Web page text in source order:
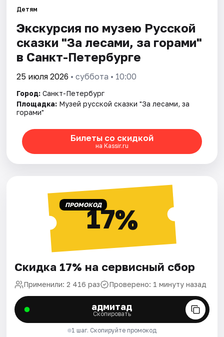
Детям
Экскурсия по музею Русской
сказки "За лесами, за горами"
в Санкт-Петербурге
25 июля 2026 • суббота • 10:00
Город: Санкт-Петербург
Площадка: Музей русской сказки "За лесами, за
горами"
Билеты со скидкой
на Kassir.ru
ПРОМОКОД17%
Скидка 17% на сервисный сбор
Применили: 2 416 раз Проверено: 1 минуту назад
адмитад
Скопировать
1 шаг. Скопируйте промокод